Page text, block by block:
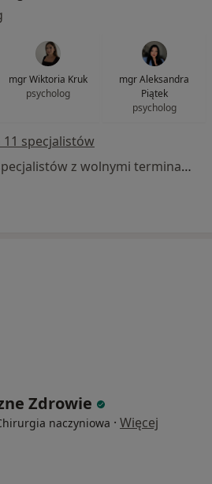
mgr Wiktoria Kruk
psycholog
mgr Aleksandra
Piątek
psycholog
specjalistów
Brak dostępnych specjalistów z wolnymi terminami w tym centrum medycznym.
Zdrowie
naczyniowa · Więcej